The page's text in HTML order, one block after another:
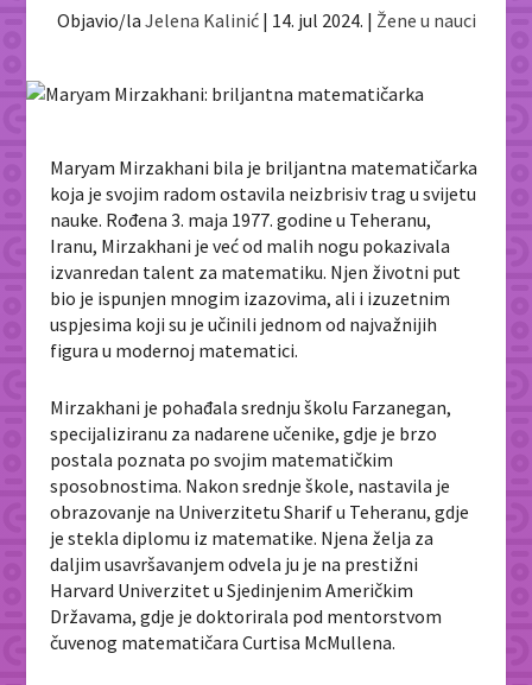
Objavio/la Jelena Kalinić| 14. jul 2024. | Žene u nauci
Maryam Mirzakhani bila je briljantna matematičarka
koja je svojim radom ostavila neizbrisiv trag u svijetu
nauke. Rođena 3. maja 1977. godine u Teheranu,
Iranu, Mirzakhani je već od malih nogu pokazivala
izvanredan talent za matematiku. Njen životni put
bio je ispunjen mnogim izazovima, ali i izuzetnim
uspjesima koji su je učinili jednom od najvažnijih
figura u modernoj matematici.
Mirzakhani je pohađala srednju školu Farzanegan,
specijaliziranu za nadarene učenike, gdje je brzo
postala poznata po svojim matematičkim
sposobnostima. Nakon srednje škole, nastavila je
obrazovanje na Univerzitetu Sharif u Teheranu, gdje
je stekla diplomu iz matematike. Njena želja za
daljim usavršavanjem odvela ju je na prestižni
Harvard Univerzitet u Sjedinjenim Američkim
Državama, gdje je doktorirala pod mentorstvom
čuvenog matematičara Curtisa McMullena.